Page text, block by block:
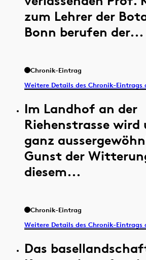
zum Lehrer der
Bonn berufen der...
Chronik-Eintrag
Weitere Details des Chronik-Eintrags
Im Landhof an der
Riehenstrasse wird
ganz
Gunst der
diesem...
Chronik-Eintrag
Weitere Details des Chronik-Eintrags
Das